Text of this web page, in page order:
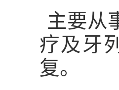
主要从
疗及牙
复。